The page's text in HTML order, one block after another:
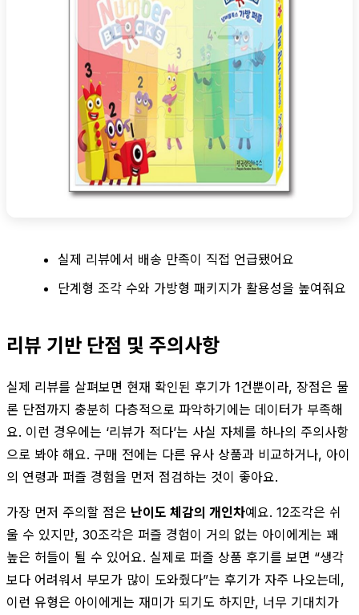
실제 리뷰에서 배송 만족이 직접 언급됐어요
단계형 조각 수와 가방형 패키지가 활용성을 높여줘요
리뷰 기반 단점 및 주의사항
실제 리뷰를 살펴보면 현재 확인된 후기가 1건뿐이라, 장점은 물
론 단점까지 충분히 다층적으로 파악하기에는 데이터가 부족해
요. 이런 경우에는 ‘리뷰가 적다’는 사실 자체를 하나의 주의사항
으로 봐야 해요. 구매 전에는 다른 유사 상품과 비교하거나, 아이
의 연령과 퍼즐 경험을 먼저 점검하는 것이 좋아요.
가장 먼저 주의할 점은 난이도 체감의 개인차예요. 12조각은 쉬
울 수 있지만, 30조각은 퍼즐 경험이 거의 없는 아이에게는 꽤
높은 허들이 될 수 있어요. 실제로 퍼즐 상품 후기를 보면 “생각
보다 어려워서 부모가 많이 도와줬다”는 후기가 자주 나오는데,
이런 유형은 아이에게는 재미가 되기도 하지만, 너무 기대치가